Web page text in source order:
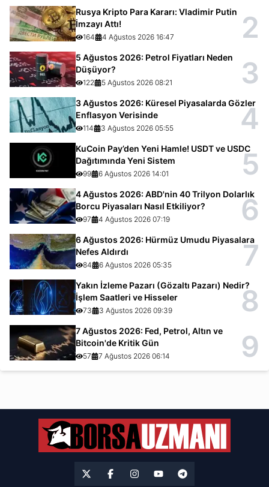
Rusya Kripto Para Kararı: Vladimir Putin
İmzayı Attı!
164 4 Ağustos 2026 16:47 2
5 Ağustos 2026: Petrol Fiyatları Neden
Düşüyor?
122 5 Ağustos 2026 08:21 3
3 Ağustos 2026: Küresel Piyasalarda Gözler
Enflasyon Verisinde
114 3 Ağustos 2026 05:55 4
KuCoin Pay’den Yeni Hamle! USDT ve USDC
Dağıtımında Yeni Sistem
99 6 Ağustos 2026 14:01 5
4 Ağustos 2026: ABD'nin 40 Trilyon Dolarlık
Borcu Piyasaları Nasıl Etkiliyor?
97 4 Ağustos 2026 07:19 6
6 Ağustos 2026: Hürmüz Umudu Piyasalara
Nefes Aldırdı
84 6 Ağustos 2026 05:35 7
Yakın İzleme Pazarı (Gözaltı Pazarı) Nedir?
İşlem Saatleri ve Hisseler
73 3 Ağustos 2026 09:39 8
7 Ağustos 2026: Fed, Petrol, Altın ve
Bitcoin'de Kritik Gün
57 7 Ağustos 2026 06:14 9